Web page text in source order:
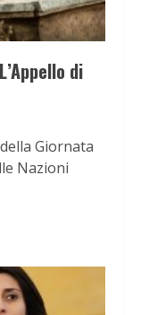
di
Giornata
Nazioni